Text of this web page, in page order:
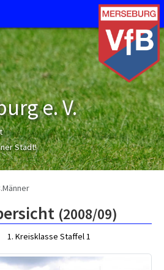
e. V.
Stadt!
(2008/09)
1. Kreisklasse Staffel 1